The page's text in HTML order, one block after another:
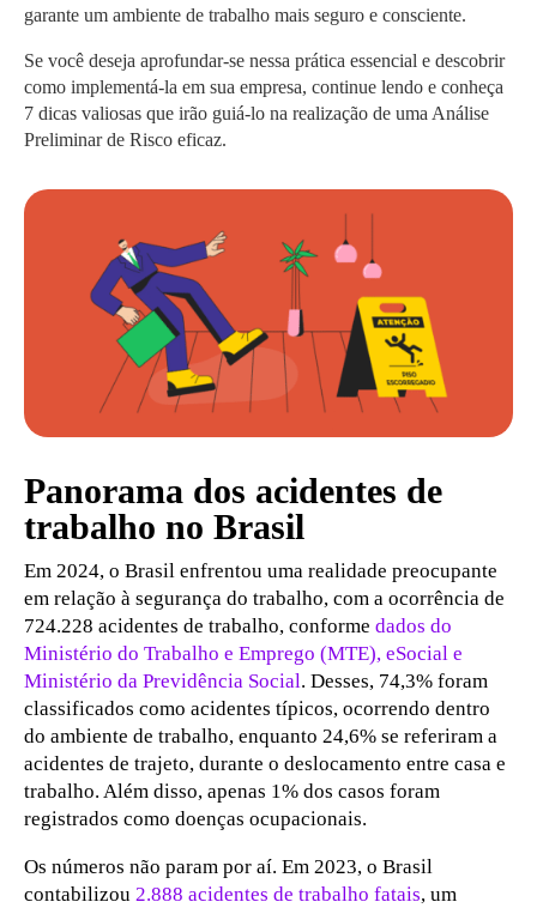
garante um ambiente de trabalho mais seguro e consciente.
Se você deseja aprofundar-se nessa prática essencial e descobrir
como implementá-la em sua empresa, continue lendo e conheça
7 dicas valiosas que irão guiá-lo na realização de uma Análise
Preliminar de Risco eficaz.
Panorama dos acidentes de
trabalho no Brasil
Em 2024, o Brasil enfrentou uma realidade preocupante
em relação à segurança do trabalho, com a ocorrência de
724.228 acidentes de trabalho, conforme dados do
Ministério do Trabalho e Emprego (MTE), eSocial e
Ministério da Previdência Social. Desses, 74,3% foram
classificados como acidentes típicos, ocorrendo dentro
do ambiente de trabalho, enquanto 24,6% se referiram a
acidentes de trajeto, durante o deslocamento entre casa e
trabalho. Além disso, apenas 1% dos casos foram
registrados como doenças ocupacionais.
Os números não param por aí. Em 2023, o Brasil
contabilizou 2.888 acidentes de trabalho fatais, um